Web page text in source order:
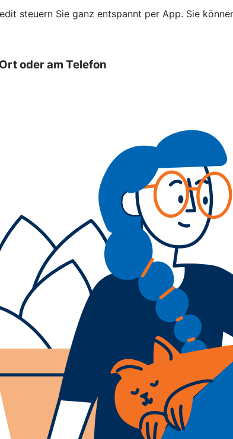
steuern Sie ganz entspannt per App. Sie
oder am Telefon